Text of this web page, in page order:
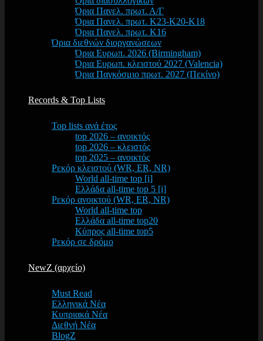
Όρια Πανελ. πρωτ. Α/Γ
Όρια Πανελ. πρωτ. Κ23-Κ20-Κ18
Όρια Πανελ. πρωτ. Κ16
Όρια διεθνών διοργανώσεων
Όρια Ευρωπ. 2026 (Birmingham)
Όρια Ευρωπ. κλειστού 2027 (Valencia)
Όρια Παγκόσμιο πρωτ. 2027 (Πεκίνο)
Records & Top Lists
Top lists ανά έτος
top 2026 – ανοικτός
top 2026 – κλειστός
top 2025 – ανοικτός
Ρεκόρ κλειστού (WR, ER, NR)
World all-time top [i]
Ελλάδα all-time top 5 [i]
Ρεκόρ ανοικτού (WR, ER, NR)
World all-time top
Ελλάδα all-time top20
Κύπρος all-time top5
Ρεκόρ σε δρόμο
NewZ (αρχείο)
Must Read
Ελληνικά Νέα
Κυπριακά Νέα
Διεθνή Νέα
BlogZ